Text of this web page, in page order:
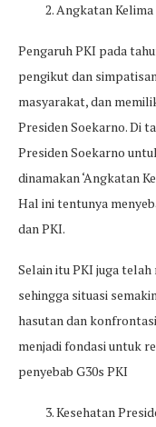
2. Angkatan Kelima
Pengaruh PKI pada
pengikut dan
masyarakat, dan
Presiden Soekarno. Di
Presiden Soekarno
dinamakan ‘Angkatan
Hal ini tentunya
dan PKI.
Selain itu PKI juga
sehingga situasi
hasutan dan
menjadi fondasi untuk
penyebab G30s PKI
3. Kesehatan